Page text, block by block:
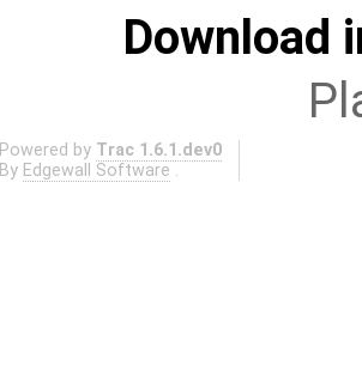
Download
Powered by Trac 1.6.1.dev0
By Edgewall Software .